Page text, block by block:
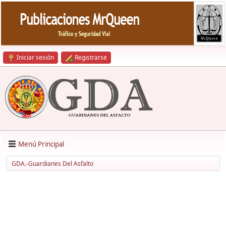
Iniciar sesión Registrarse
Menú Principal
GDA.-Guardianes Del Asfalto